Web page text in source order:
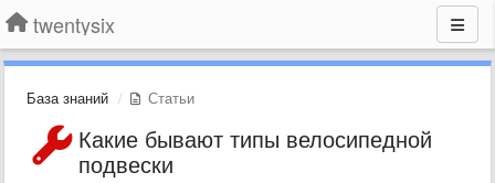
twentysix
База знаний Статьи
Какие бывают типы велосипедной
подвески